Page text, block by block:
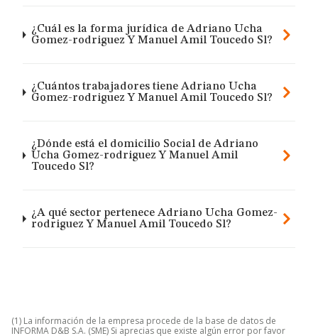
¿Cuál es la forma jurídica de Adriano Ucha
Gomez-rodriguez Y Manuel Amil Toucedo Sl?
¿Cuántos trabajadores tiene Adriano Ucha
Gomez-rodriguez Y Manuel Amil Toucedo Sl?
¿Dónde está el domicilio Social de Adriano
Ucha Gomez-rodriguez Y Manuel Amil
Toucedo Sl?
¿A qué sector pertenece Adriano Ucha Gomez-
rodriguez Y Manuel Amil Toucedo Sl?
(1) La información de la empresa procede de la base de datos de
INFORMA D&B S.A. (SME) Si aprecias que existe algún error por favor